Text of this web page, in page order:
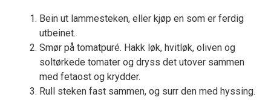
Bein ut lammesteken, eller kjøp en som er ferdig
utbeinet.
Smør på tomatpuré. Hakk løk, hvitløk, oliven og
soltørkede tomater og dryss det utover sammen
med fetaost og krydder.
Rull steken fast sammen, og surr den med hyssing.